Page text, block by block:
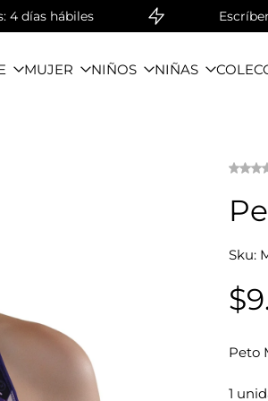
hábiles
MUJER NIÑOS NIÑAS
Sku:
Peto
1